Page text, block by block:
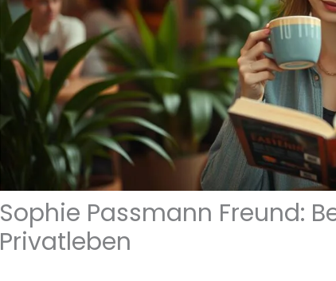
Sophie Passmann Freund:
Privatleben